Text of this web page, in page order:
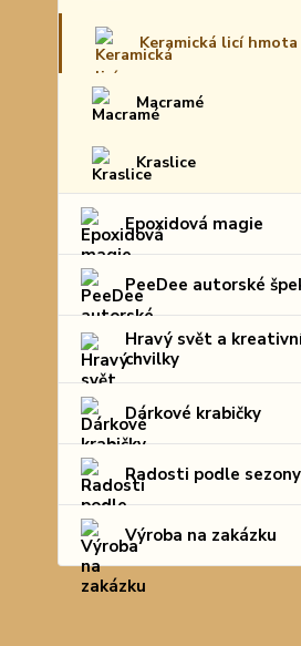
Keramická licí hmota
Macramé
Kraslice
Epoxidová magie
PeeDee autorské
Hravý svět a
chvilky
Dárkové krabičky
Radosti podle sezony
Výroba na zakázku